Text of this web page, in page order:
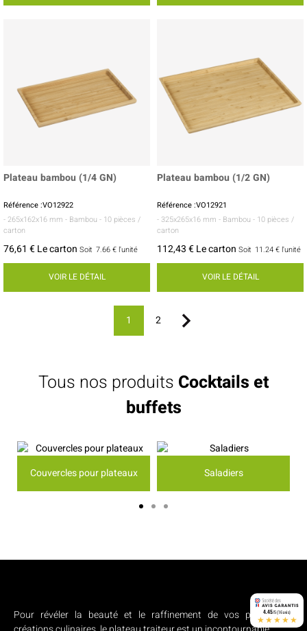
Plateau bambou (1/4 GN)
Référence :VO12922
- 265x162x16 mm - Bambou - 10 pièces /
carton
76,61 € Le carton Soit 7.66 € l'unité
VOIR LE DÉTAIL
Plateau bambou (1/2 GN)
Référence :VO12921
- 325x265x16 mm - Bambou - 10 pièces /
carton
112,43 € Le carton Soit 11.24 € l'unité
VOIR LE DÉTAIL
1 2
Tous nos produits Cocktails et
buffets
Couvercles pour plateaux Saladiers
Pour révéler la beauté et le raffinement de vos plus belles
4.45/5 (16 avis)
★★★★★